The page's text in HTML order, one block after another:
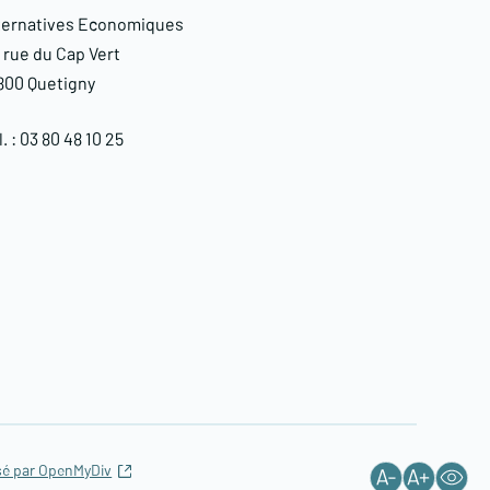
Economiques
rue du Cap Vert
Quetigny​
: 03 80 48 10 25
par OpenMyDiv